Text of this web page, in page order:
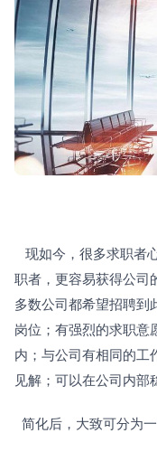
职者，更容易获得公司
多数公司都希望招聘到
岗位；有强烈的求职意
内；与公司有相同的工
见解；可以在公司内部
简化后，大致可分为